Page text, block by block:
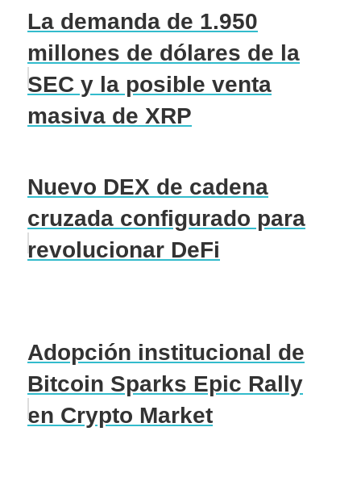
La demanda de 1.950
millones de dólares de la
SEC y la posible venta
masiva de XRP
Nuevo DEX de cadena
cruzada configurado para
revolucionar DeFi
Adopción institucional de
Bitcoin Sparks Epic Rally
en Crypto Market